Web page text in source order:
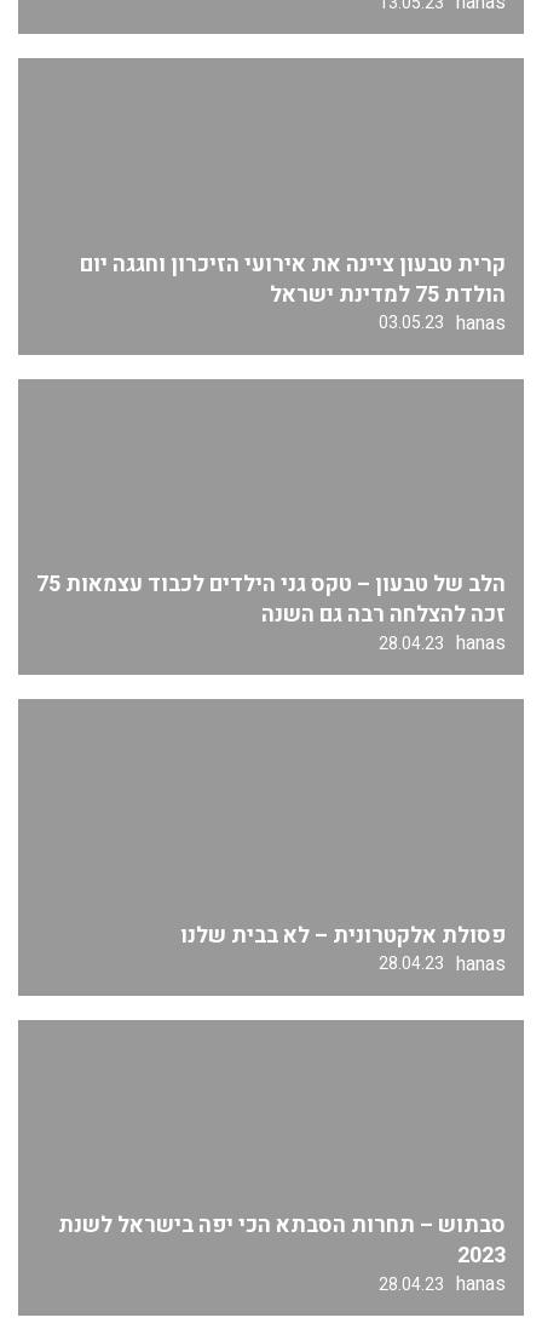
קרית טבעון ציינה את אירועי הזיכרון וחגגה יום
הולדת 75 למדינת ישראל
hanas
03.05.23
הלב של טבעון – טקס גני הילדים לכבוד עצמאות 75
זכה להצלחה רבה גם השנה
hanas
28.04.23
פסולת אלקטרונית – לא בבית שלנו
hanas
28.04.23
סבתוש – תחרות הסבתא הכי יפה בישראל לשנת
2023
hanas
28.04.23